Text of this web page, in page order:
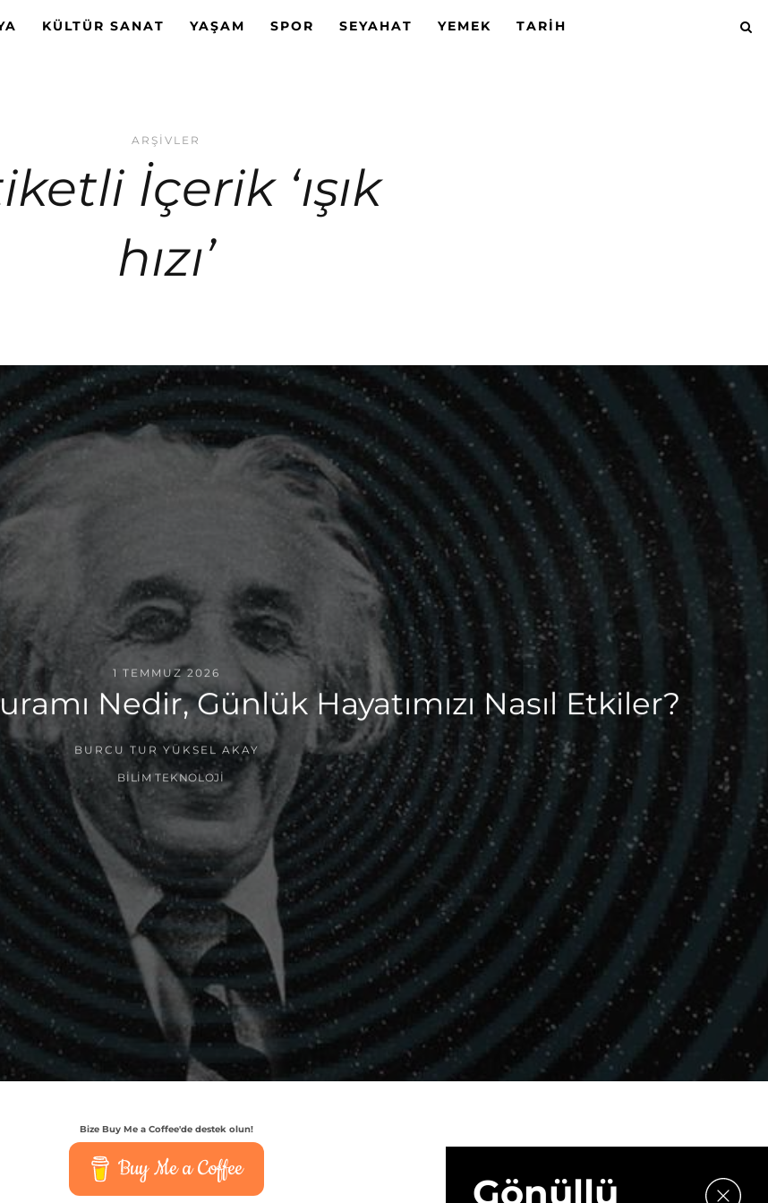
KÜLTÜR SANAT YAŞAM SPOR SEYAHAT YEMEK TARIH
ARŞIVLER
İçerik ‘ışık
hızı’
1 TEMMUZ 2026
Nedir, Günlük Hayatımızı Nasıl Etkiler?
BURCU TUR YÜKSEL AKAY
BILIM TEKNOLOJI
Bize Buy Me a Coffee'de destek olun!
Buy Me a Coffee
Gönüllü